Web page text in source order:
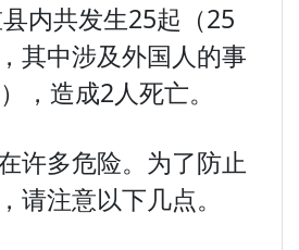
内共发生25起（25
其中涉及外国人的事
，造成2人死亡。
许多危险。为了防止
请注意以下几点。